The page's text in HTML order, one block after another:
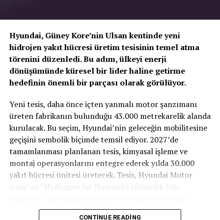
Sport ile Yere Basıyor
Türkiye’nin otomobiliTOGG T10Xgibi yüksek tork
değerlerine sahip elektrikli araçlarda, lastiğin zemine
tutunma kabiliyeti çok daha kritiktir.E-carturkiyeekibi
olarak bizzat deneyimlediğimizPetlas Snowmaster 2
Sport, performans odaklı yapısıyla elektrikli araçların
Hyundai, Güney Kore’nin Ulsan kentinde yeni
hidrojen yakıt hücresi üretim tesisinin temel atma
törenini düzenledi. Bu adım, ülkeyi enerji
dönüşümünde küresel bir lider haline getirme
hedefinin önemli bir parçası olarak görülüyor.
Yeni tesis, daha önce içten yanmalı motor şanzımanı
üreten fabrikanın bulunduğu 43.000 metrekarelik alanda
kurulacak. Bu seçim, Hyundai’nin geleceğin mobilitesine
geçişini sembolik biçimde temsil ediyor. 2027’de
tamamlanması planlanan tesis, kimyasal işleme ve
montaj operasyonlarını entegre ederek yılda 30.000
yakıt hücresi ünitesi üretecek. Tesis, Hyundai Motor
Grup’un “Hydrogen for Humanity (İnsanlık İçin
faaliyet gösterecek.
CONTINUE READING